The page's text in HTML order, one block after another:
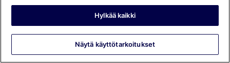
Tarkistettu arvostelu
Hylkää kaikki
Näytä käyttötarkoitukset